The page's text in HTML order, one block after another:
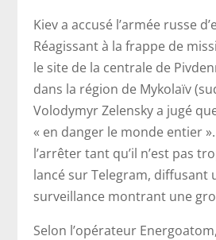
Kiev a accusé l’armée russe
Réagissant à la frappe de
le site de la centrale de
dans la région de Mykolaïv
Volodymyr Zelensky a jugé
« en danger le monde entier
l’arrêter tant qu’il n’est pas
lancé sur Telegram, diffusant
surveillance montrant une
Selon l’opérateur